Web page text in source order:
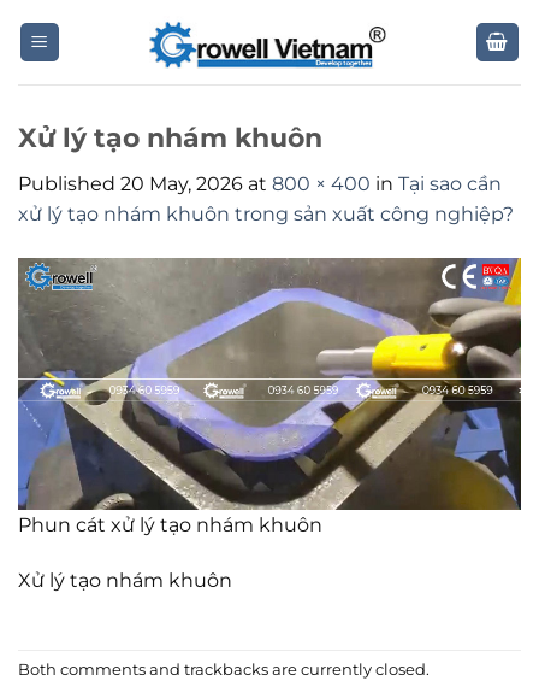
Xử lý tạo nhám khuôn
Published 20 May, 2026 at 800 × 400 in Tại sao cần
xử lý tạo nhám khuôn trong sản xuất công nghiệp?
Phun cát xử lý tạo nhám khuôn
Xử lý tạo nhám khuôn
Both comments and trackbacks are currently closed.